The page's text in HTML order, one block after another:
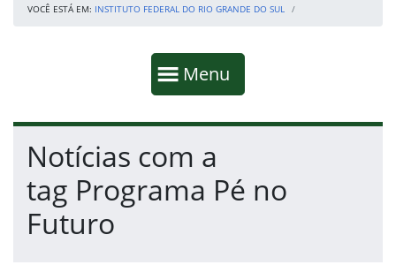
VOCÊ ESTÁ EM: INSTITUTO FEDERAL DO RIO GRANDE DO SUL
Mostrar
Menu
Fim da navegação
Início do conteúdo
Notícias com a
tag Programa Pé no
Futuro